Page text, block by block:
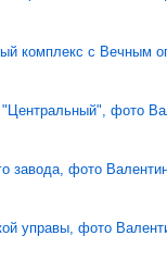
комплекс с Вечным
фото
завода, фото
управы, фото